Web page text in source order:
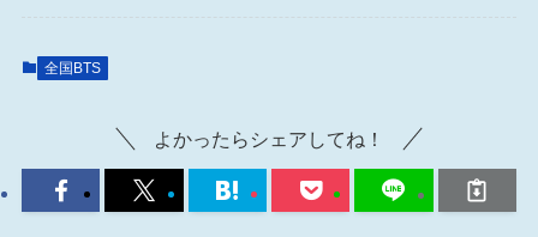
全国BTS
よかったらシェアしてね！